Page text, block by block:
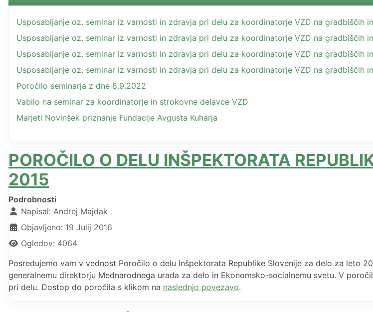
Usposabljanje oz. seminar iz varnosti in zdravja pri delu za koordinatorje VZD na
Usposabljanje oz. seminar iz varnosti in zdravja pri delu za koordinatorje VZD na
Usposabljanje oz. seminar iz varnosti in zdravja pri delu za koordinatorje VZD na
Usposabljanje oz. seminar iz varnosti in zdravja pri delu za koordinatorje VZD na
Poročilo seminarja z dne 8.9.2022
Vabilo na seminar za koordinatorje in strokovne delavce VZD
Marjeti Novinšek priznanje Fundacije Avgusta Kuharja
POROČILO O DELU INŠPEKTORATA
2015
Podrobnosti
Napisal: Andrej Majdak
Objavljeno: 19 Julij 2016
Ogledov: 4064
Posredujemo vam v vednost Poročilo o delu Inšpektorata Republike Slovenije za delo za leto
generalnemu direktorju Mednarodnega urada za delo in Ekonomsko-socialnemu svetu. V
pri delu. Dostop do poročila s klikom na naslednjo povezavo.